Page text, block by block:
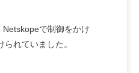
で制御をかけ
られていました。